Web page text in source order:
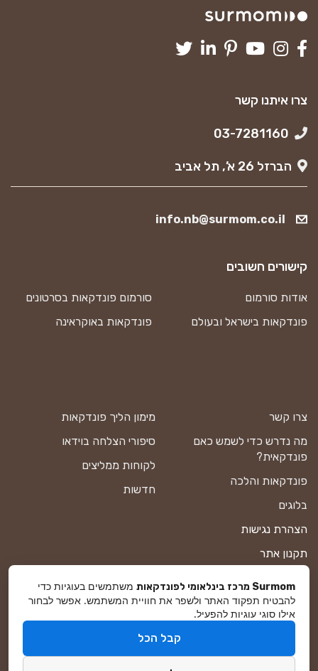
צרו איתנו קשר
הברזל 26 א’, תל אביב
info.nb@surmom.co.il
צרו קשר
מה נדרש כדי לשמש כאם
פונדקאית?
פונדקאות והלכה
בלוגים
הצהרת נגישות
תקנון אתר
מפת אתר
מימון הליך פונדקאות
סיפורי הצלחה בוידאו
לקוחות ממליצים
חדשות
קישורים חשובים
אודות סורמום
סורמום פונדקאות בסרטונים
פונדקאות בישראל ובעולם
פונדקאות באוקראינה
Surmom מרכז בינלאומי לפונדקאות
משתמשים בעוגיות כדי
להבטיח תפקוד האתר ולשפר את חוויית המשתמש. אפשר לבחור
אילו סוגי עוגיות להפעיל.
קבל הכל